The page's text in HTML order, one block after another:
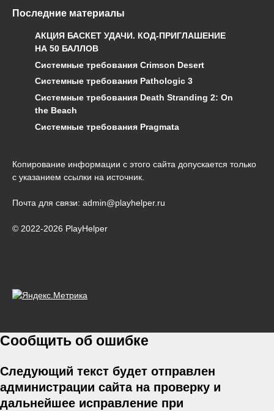
Последние материалы
АКЦИЯ БАСКЕТ УДАЧИ. КОД-ПРИГЛАШЕНИЕ
НА 50 БАЛЛОВ
Системные требования Crimson Desert
Системные требования Pathologic 3
Системные требования Death Stranding 2: On
the Beach
Системные требования Pragmata
Копирование информации с этого сайта допускается только
с указанием ссылки на источник.
Почта для связи: admin@playhelper.ru
© 2022-2026 PlayHelper
Сообщить об ошибке
Следующий текст будет отправлен
администрации сайта на проверку и
дальнейшее исправление при